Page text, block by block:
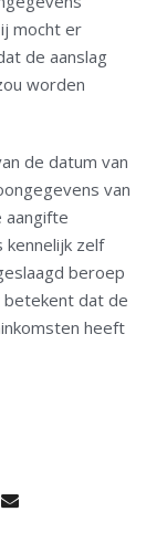
mocht er
de aanslag
worden
de datum van
van
aangifte
zelf
beroep
dat de
heeft